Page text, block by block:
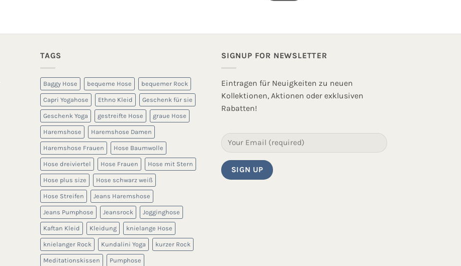
TAGS
Baggy Hose bequeme Hose bequemer Rock
Capri Yogahose Ethno Kleid Geschenk für sie
Geschenk Yoga gestreifte Hose graue Hose
Haremshose Haremshose Damen
Haremshose Frauen Hose Baumwolle
Hose dreiviertel Hose Frauen Hose mit Stern
Hose plus size Hose schwarz weiß
Hose Streifen Jeans Haremshose
Jeans Pumphose Jeansrock Jogginghose
Kaftan Kleid Kleidung knielange Hose
knielanger Rock Kundalini Yoga kurzer Rock
Meditationskissen Pumphose
SIGNUP FOR NEWSLETTER
Eintragen für Neuigkeiten zu neuen
Kollektionen, Aktionen oder exklusiven
Rabatten!